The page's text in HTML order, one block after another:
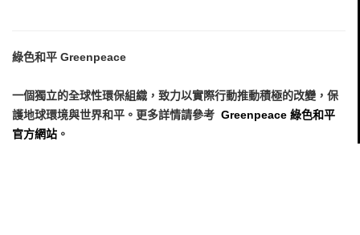
綠色和平 Greenpeace
一個獨立的全球性環保組織，致力以實際行動推動積極的改變，保
護地球環境與世界和平。更多詳情請參考 Greenpeace 綠色和平
官方網站 。